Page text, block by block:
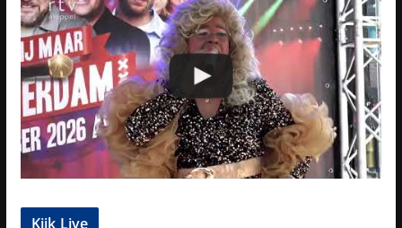
Kijk Live